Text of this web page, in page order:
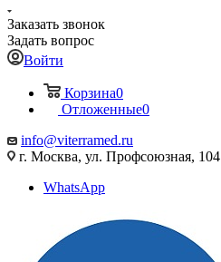
Заказать звонок
Задать вопрос
Войти
Корзина0
Отложенные0
info@viterramed.ru
г. Москва, ул. Профсоюзная, 104
WhatsApp